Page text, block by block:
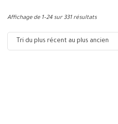
Affichage de 1–24 sur 331 résultats
Tri du plus récent au plus ancien